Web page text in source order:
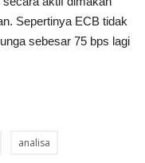
Sepertinya ECB tidak
sebesar 75 bps lagi
analisa